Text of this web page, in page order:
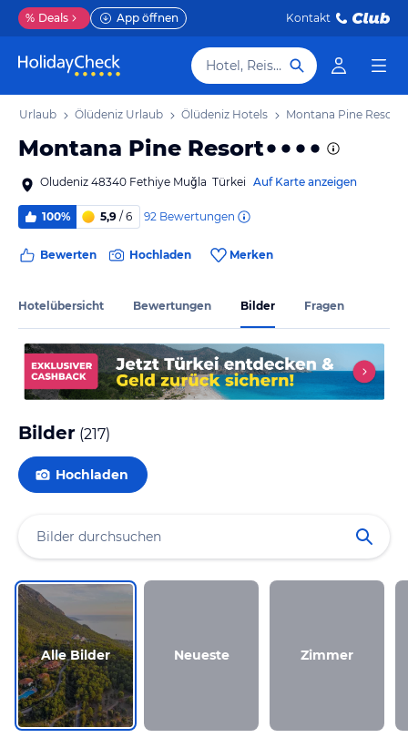
% Deals App öffnen Kontakt
Hotel, Reiseziel
Urlaub Ölüdeniz Urlaub Ölüdeniz Hotels Montana Pine Resort
Montana Pine Resort
Oludeniz 48340 Fethiye Muğla Türkei Auf Karte anzeigen
100% 5,9 / 6 92 Bewertungen
Bewerten Hochladen Merken
Hotelübersicht Bewertungen Bilder Fragen
Bilder (217)
Hochladen
Alle Bilder Neueste Zimmer